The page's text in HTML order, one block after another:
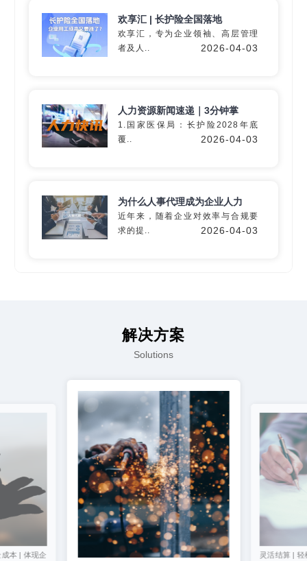
深入60+细分行业
精准匹配专业灵活用工
解决方
欢享汇 | 长护险全国落地
欢享汇，专为企业领袖、高层管理
者及人..
2026-04-03
人力资源新闻速递｜3分钟掌
1.国家医保局：长护险2028年底
覆..
2026-04-03
为什么人事代理成为企业人力
近年来，随着企业对效率与合规要
求的提..
2026-04-03
解决方案
Solutions
本 | 体现企 灵活结算 |